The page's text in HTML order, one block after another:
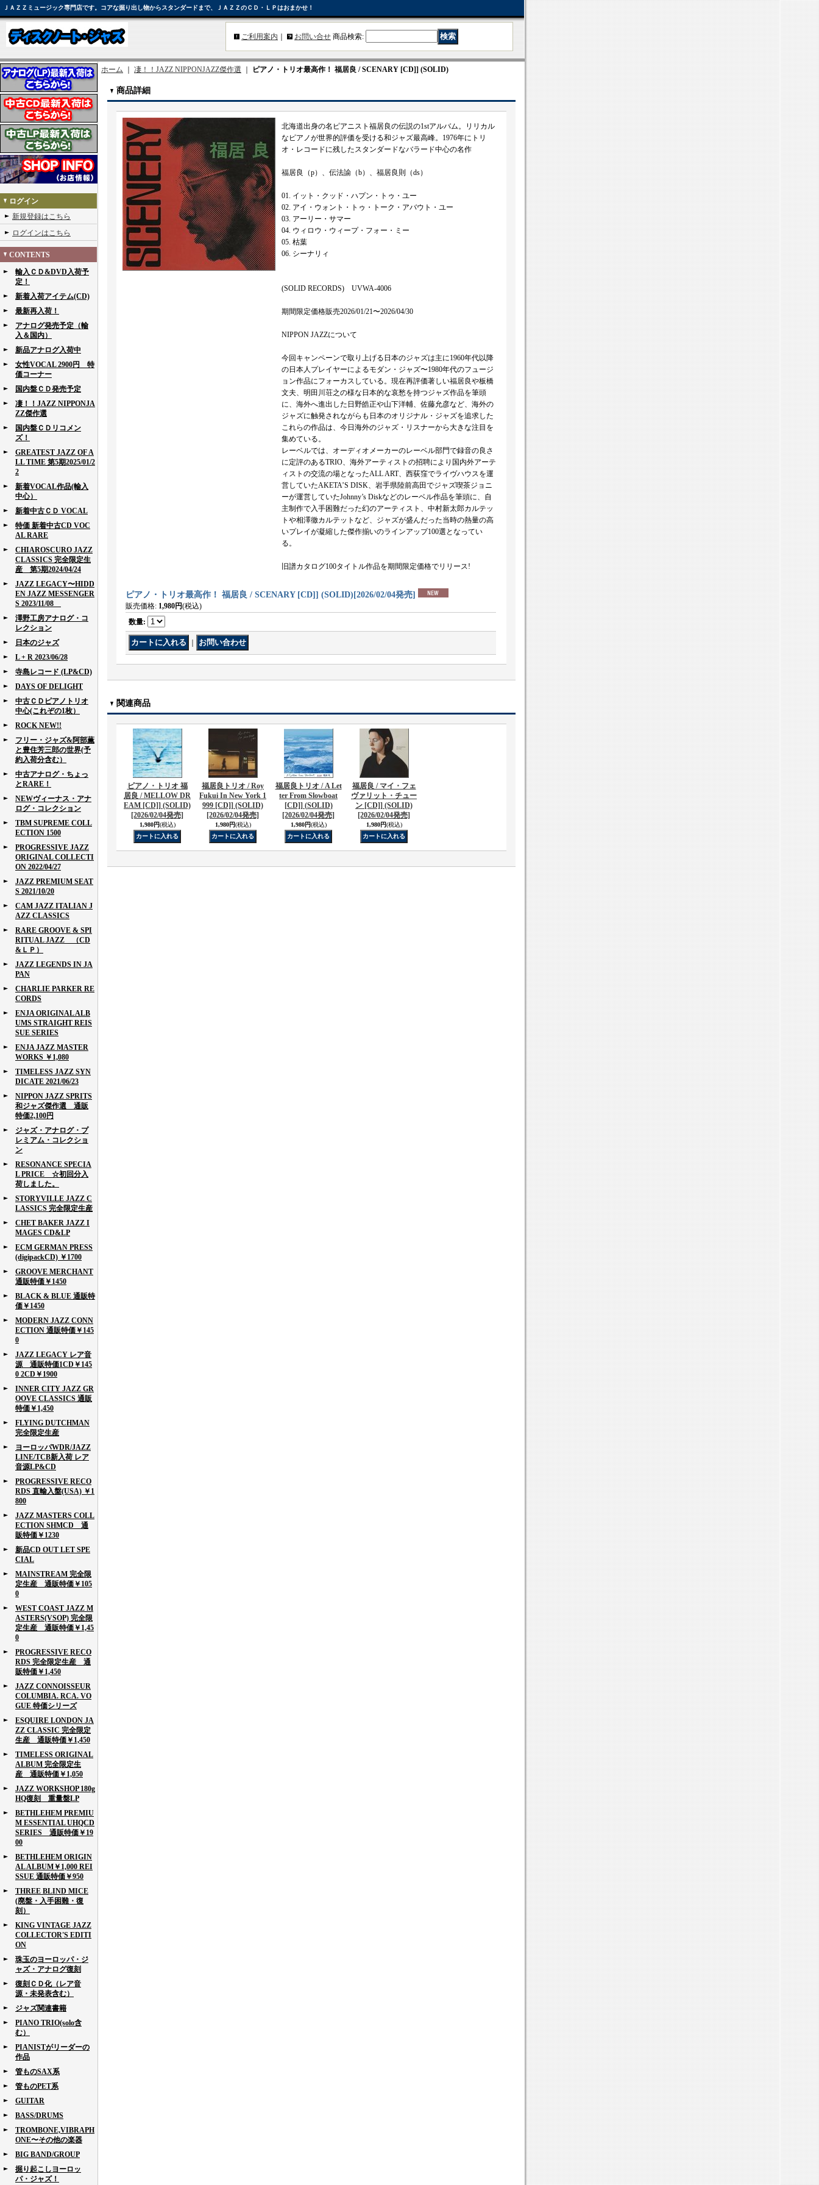
ＪＡＺＺミュージック専門店です。コアな掘り出し物からスタンダードまで、ＪＡＺＺのＣＤ・ＬＰはおまかせ！
ご利用案内 お問い合せ 商品検索:
ログイン
新規登録はこちら
ログインはこちら
CONTENTS
輸入ＣＤ&DVD入荷予
定！
新着入荷アイテム(CD)
最新再入荷！
アナログ発売予定（輸
入＆国内）
新品アナログ入荷中
女性VOCAL 2900円 特
価コーナー
国内盤ＣＤ発売予定
凄！！JAZZ NIPPONJA
ZZ傑作選
国内盤ＣＤリコメン
ズ！
GREATEST JAZZ OF A
LL TIME 第5期2025/01/2
2
新着VOCAL作品(輸入
中心）
新着中古ＣＤ VOCAL
特価 新着中古CD VOC
AL RARE
CHIAROSCURO JAZZ
CLASSICS 完全限定生
産 第5期2024/04/24
JAZZ LEGACY〜HIDD
EN JAZZ MESSENGER
S 2023/11/08
澤野工房アナログ・コ
レクション
日本のジャズ
L + R 2023/06/28
寺島レコード (LP&CD)
DAYS OF DELIGHT
中古ＣＤピアノトリオ
中心(これぞの1枚）
ROCK NEW!!
フリー・ジャズ&阿部薫
と豊住芳三郎の世界(予
約入荷分含む）
中古アナログ・ちょっ
とRARE！
NEWヴィーナス・アナ
ログ・コレクション
TBM SUPREME COLL
ECTION 1500
PROGRESSIVE JAZZ
ORIGINAL COLLECTI
ON 2022/04/27
JAZZ PREMIUM SEAT
S 2021/10/20
CAM JAZZ ITALIAN J
AZZ CLASSICS
RARE GROOVE & SPI
RITUAL JAZZ （CD
&ＬＰ）
JAZZ LEGENDS IN JA
PAN
CHARLIE PARKER RE
CORDS
ENJA ORIGINAL ALB
UMS STRAIGHT REIS
SUE SERIES
ENJA JAZZ MASTER
WORKS ￥1,080
TIMELESS JAZZ SYN
DICATE 2021/06/23
NIPPON JAZZ SPRITS
和ジャズ傑作選 通販
特価2,100円
ジャズ・アナログ・プ
レミアム・コレクショ
ン
RESONANCE SPECIA
L PRICE ☆初回分入
荷しました。
STORYVILLE JAZZ C
LASSICS 完全限定生産
CHET BAKER JAZZ I
MAGES CD&LP
ECM GERMAN PRESS
(digipackCD) ￥1700
GROOVE MERCHANT
通販特価￥1450
BLACK & BLUE 通販特
価￥1450
MODERN JAZZ CONN
ECTION 通販特価￥145
0
JAZZ LEGACY レア音
源 通販特価1CD￥145
0 2CD￥1900
INNER CITY JAZZ GR
OOVE CLASSICS 通販
特価￥1,450
FLYING DUTCHMAN
完全限定生産
ヨーロッパWDR/JAZZ
LINE/TCB新入荷 レア
音源LP&CD
PROGRESSIVE RECO
RDS 直輸入盤(USA) ￥1
800
JAZZ MASTERS COLL
ECTION SHMCD 通
販特価￥1230
新品CD OUT LET SPE
CIAL
MAINSTREAM 完全限
定生産 通販特価￥105
0
WEST COAST JAZZ M
ASTERS(VSOP) 完全限
定生産 通販特価￥1,45
0
PROGRESSIVE RECO
RDS 完全限定生産 通
販特価￥1,450
JAZZ CONNOISSEUR
COLUMBIA. RCA. VO
GUE 特価シリーズ
ESQUIRE LONDON JA
ZZ CLASSIC 完全限定
生産 通販特価￥1,450
TIMELESS ORIGINAL
ALBUM 完全限定生
産 通販特価￥1,050
JAZZ WORKSHOP 180g
HQ復刻 重量盤LP
BETHLEHEM PREMIU
M ESSENTIAL UHQCD
SERIES 通販特価￥19
00
BETHLEHEM ORIGIN
AL ALBUM￥1,000 REI
SSUE 通販特価￥950
THREE BLIND MICE
(廃盤・入手困難・復
刻）
KING VINTAGE JAZZ
COLLECTOR'S EDITI
ON
珠玉のヨーロッパ・ジ
ャズ・アナログ復刻
復刻ＣＤ化（レア音
源・未発表含む）
ジャズ関連書籍
PIANO TRIO(solo含
む）
PIANISTがリーダーの
作品
管ものSAX系
管ものPET系
GUITAR
BASS/DRUMS
TROMBONE,VIBRAPH
ONE〜その他の楽器
BIG BAND/GROUP
掘り起こしヨーロッ
パ・ジャズ！
ホーム 凄！！JAZZ NIPPONJAZZ傑作選 ピアノ・トリオ最高作！ 福居良 / SCENARY [CD]] (SOLID)
商品詳細
北海道出身の名ピアニスト福居良の伝説の1stアルバム。リリカル
なピアノが世界的評価を受ける和ジャズ最高峰。1976年にトリ
オ・レコードに残したスタンダードなバラード中心の名作
福居良（p）、伝法諭（b）、福居良則（ds）
01. イット・クッド・ハプン・トゥ・ユー
02. アイ・ウォント・トゥ・トーク・アバウト・ユー
03. アーリー・サマー
04. ウィロウ・ウィープ・フォー・ミー
05. 枯葉
06. シーナリィ
(SOLID RECORDS) UVWA-4006
期間限定価格販売2026/01/21〜2026/04/30
NIPPON JAZZについて
今回キャンペーンで取り上げる日本のジャズは主に1960年代以降
の日本人プレイヤーによるモダン・ジャズ〜1980年代のフュージ
ョン作品にフォーカスしている。現在再評価著しい福居良や板橋
文夫、明田川荘之の様な日本的な哀愁を持つジャズ作品を筆頭
に、海外へ進出した日野皓正や山下洋輔、佐藤允彦など、海外の
ジャズに触発されながらも日本のオリジナル・ジャズを追求した
これらの作品は、今日海外のジャズ・リスナーから大きな注目を
集めている。
レーベルでは、オーディオメーカーのレーベル部門で録音の良さ
に定評のあるTRIO、海外アーティストの招聘により国内外アーテ
ィストの交流の場となったALL ART、西荻窪でライヴハウスを運
営していたAKETA’S DISK、岩手県陸前高田でジャズ喫茶ジョニ
ーが運営していたJohnny’s Diskなどのレーベル作品を筆頭に、自
主制作で入手困難だった幻のアーティスト、中村新太郎カルテッ
トや相澤徹カルテットなど、ジャズが盛んだった当時の熱量の高
いプレイが凝縮した傑作揃いのラインアップ100選となってい
る。
旧譜カタログ100タイトル作品を期間限定価格でリリース!
ピアノ・トリオ最高作！ 福居良 / SCENARY [CD]] (SOLID) [2026/02/04発売]
販売価格: 1,980円(税込)
数量:
関連商品
ピアノ・トリオ 福
居良 / MELLOW DR
EAM [CD]] (SOLID)
[2026/02/04発売]
1,980円(税込)
福居良トリオ / Roy
Fukui In New York 1
999 [CD]] (SOLID)
[2026/02/04発売]
1,980円(税込)
福居良トリオ / A Let
ter From Slowboat
[CD]] (SOLID)
[2026/02/04発売]
1,980円(税込)
福居良 / マイ・フェ
ヴァリット・チュー
ン [CD]] (SOLID)
[2026/02/04発売]
1,980円(税込)